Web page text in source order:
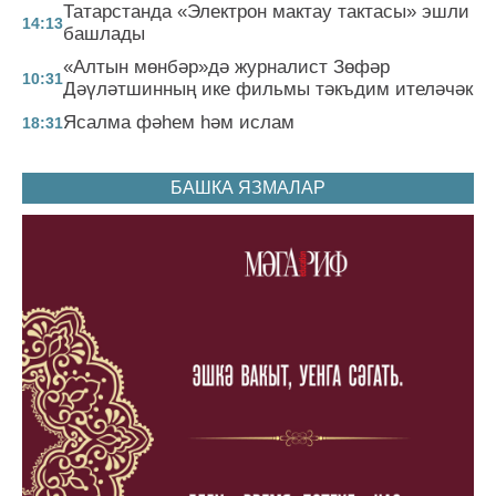
14:13
Татарстанда «Электрон мактау тактасы» эшли
башлады
10:31
«Алтын мөнбәр»дә журналист Зөфәр
Дәүләтшинның ике фильмы тәкъдим ителәчәк
18:31Ясалма фәһем һәм ислам
БАШКА ЯЗМАЛАР